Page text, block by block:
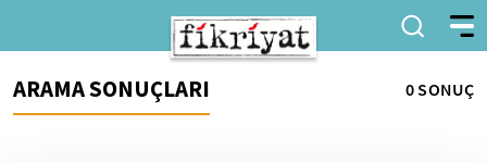
ARAMA SONUÇLARI 0 SONUÇ